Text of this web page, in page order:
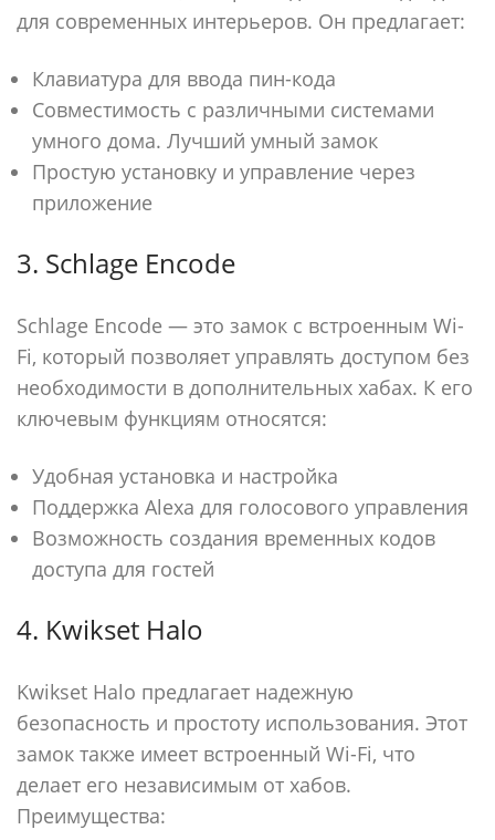
для современных интерьеров. Он предлагает:
Клавиатура для ввода пин-кода
Совместимость с различными системами
умного дома. Лучший умный замок
Простую установку и управление через
приложение
3. Schlage Encode
Schlage Encode — это замок с встроенным Wi-
Fi, который позволяет управлять доступом без
необходимости в дополнительных хабах. К его
ключевым функциям относятся:
Удобная установка и настройка
Поддержка Alexa для голосового управления
Возможность создания временных кодов
доступа для гостей
4. Kwikset Halo
Kwikset Halo предлагает надежную
безопасность и простоту использования. Этот
замок также имеет встроенный Wi-Fi, что
делает его независимым от хабов.
Преимущества: